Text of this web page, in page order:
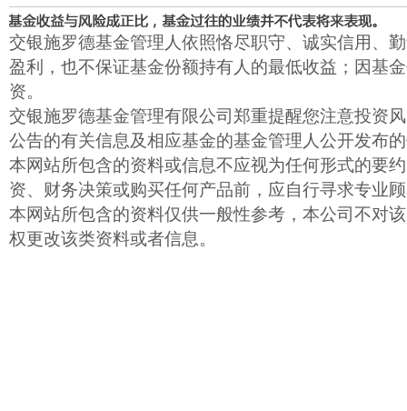
交银施罗德基金管理人依照恪尽职守、诚实信用、
盈利，也不保证基金份额持有人的最低收益；因基
资。
交银施罗德基金管理有限公司郑重提醒您注意投资
公告的有关信息及相应基金的基金管理人公开发布
本网站所包含的资料或信息不应视为任何形式的要
资、财务决策或购买任何产品前，应自行寻求专业
本网站所包含的资料仅供一般性参考，本公司不对
权更改该类资料或者信息。